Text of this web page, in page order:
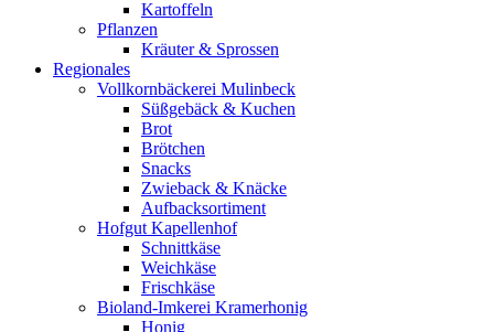
Kartoffeln
Pflanzen
Kräuter & Sprossen
Regionales
Vollkornbäckerei Mulinbeck
Süßgebäck & Kuchen
Brot
Brötchen
Snacks
Zwieback & Knäcke
Aufbacksortiment
Hofgut Kapellenhof
Schnittkäse
Weichkäse
Frischkäse
Bioland-Imkerei Kramerhonig
Honig